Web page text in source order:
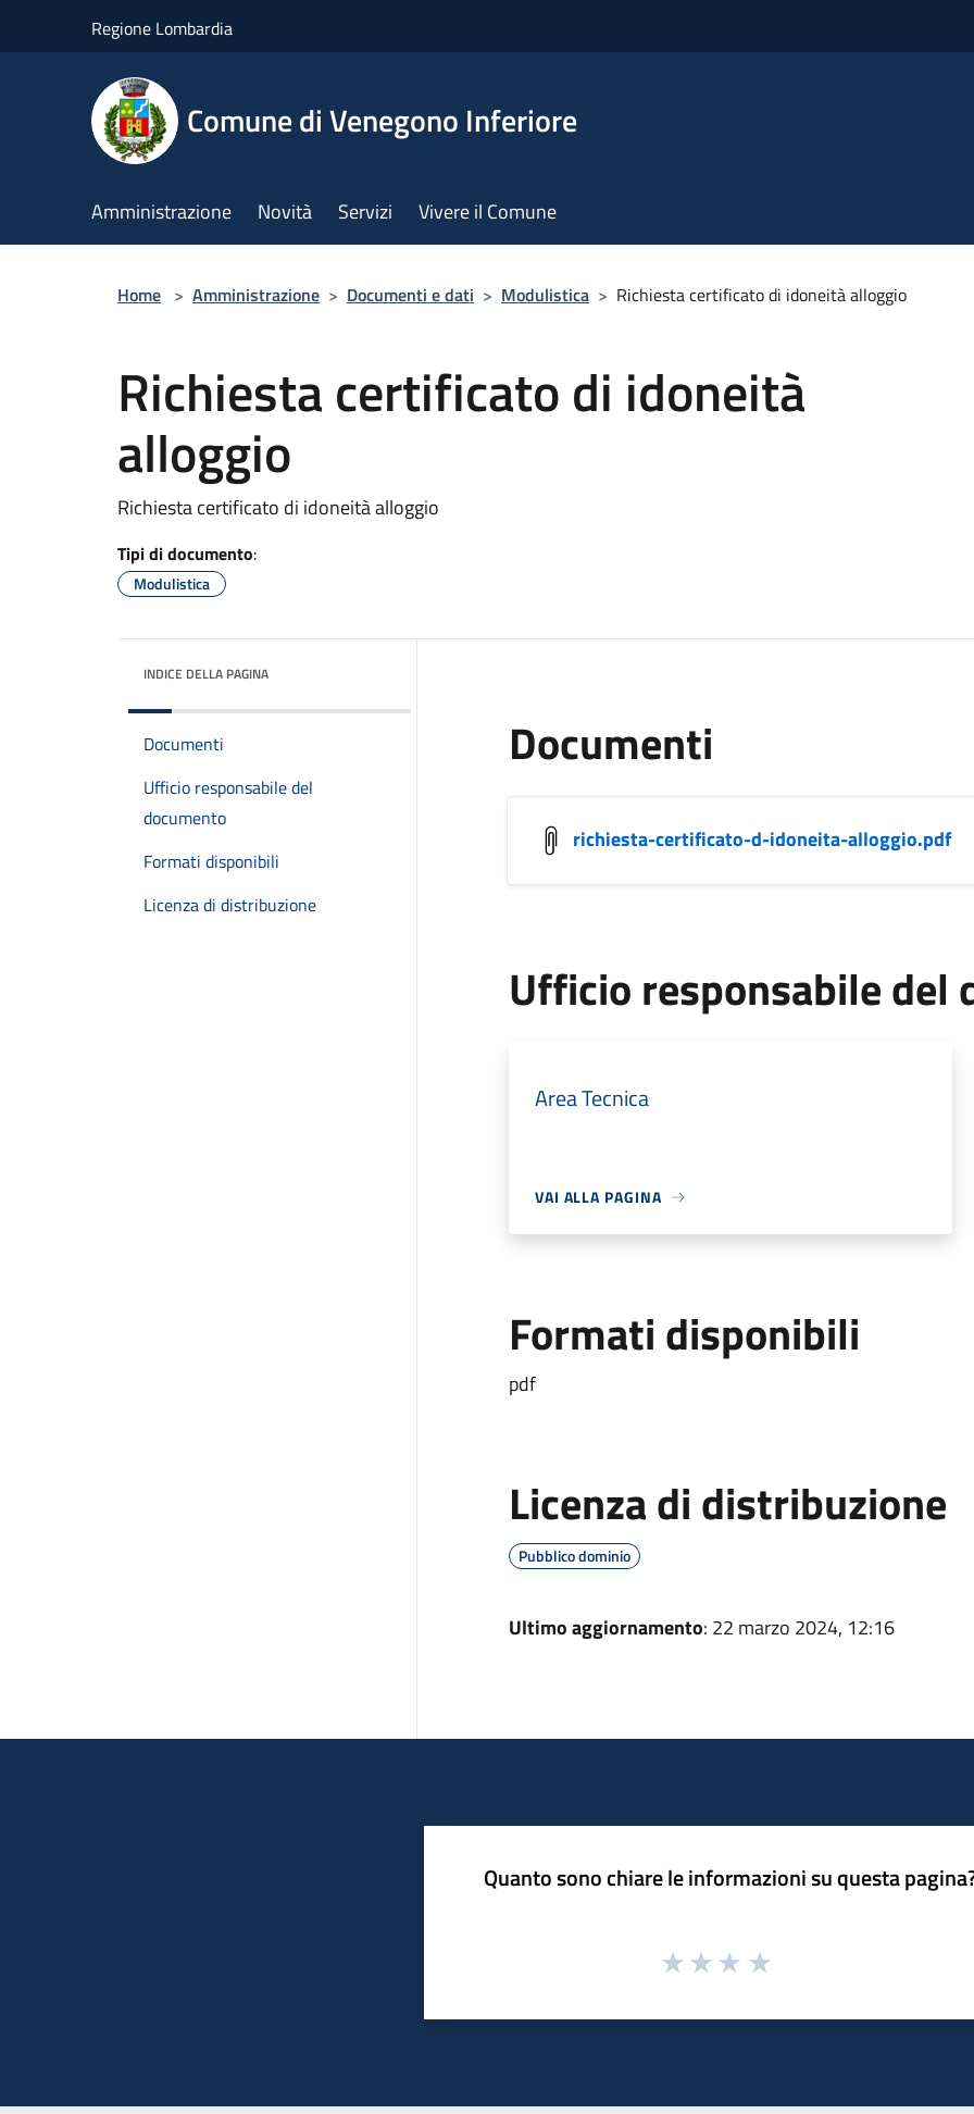
Regione Lombardia
Comune di Venegono Inferiore
Amministrazione Novità Servizi Vivere il Comune
Home > Amministrazione > Documenti e dati > Modulistica > Richiesta certificato di idoneità alloggio
Richiesta certificato di idoneità
alloggio
Richiesta certificato di idoneità alloggio
Tipi di documento:
Modulistica
INDICE DELLA PAGINA
Documenti
Ufficio responsabile del
documento
Formati disponibili
Licenza di distribuzione
Documenti
richiesta-certificato-d-idoneita-alloggio.pdf
Ufficio responsabile del
Area Tecnica
VAI ALLA PAGINA
Formati disponibili
pdf
Licenza di distribuzione
Pubblico dominio
Ultimo aggiornamento: 22 marzo 2024, 12:16
Quanto sono chiare le informazioni su questa